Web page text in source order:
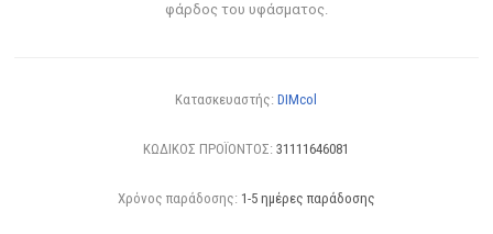
φάρδος του υφάσματος.
Κατασκευαστής: DIMcol
ΚΩΔΙΚΟΣ ΠΡΟΪΟΝΤΟΣ: 31111646081
Χρόνος παράδοσης: 1-5 ημέρες παράδοσης